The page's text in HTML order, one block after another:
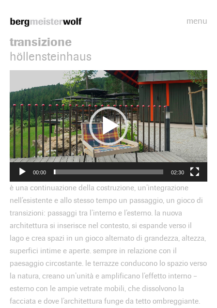
menu
transizione
höllensteinhaus
Player
00:00 02:30
è una continuazione della costruzione, un’integrazione
nell’esistente e allo stesso tempo un passaggio, un gioco di
transizioni: passaggi tra l’interno e l’esterno. la nuova
architettura si inserisce nel contesto, si espande verso il
lago e crea spazi in un gioco alternato di grandezza, altezza,
superfici intime e aperte. sempre in relazione con il
paesaggio circostante. le terrazze conducono lo spazio verso
la natura, creano un’unità e amplificano l’effetto interno –
esterno con le ampie vetrate mobili, che dissolvono la
facciata e dove l’architettura funge da tetto ombreggiante.